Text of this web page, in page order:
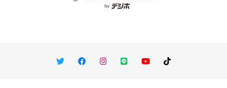
TwitterFacebookInstagram
LINE You TubeTikTok